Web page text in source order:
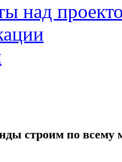
над
строим по всему